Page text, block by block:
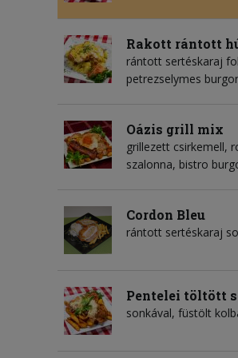
Rakott rántott
rántott sertéskaraj
petrezselymes
Oázis grill mix
grillezett csirkemell,
szalonna, bistro
Cordon Bleu
rántott sertéskaraj
Pentelei töltött
sonkával, füstölt